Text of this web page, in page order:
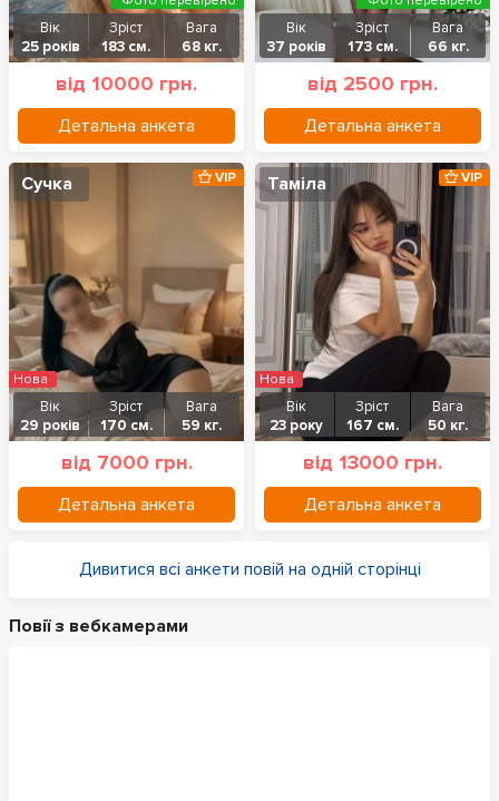
Вік
25 років
Зріст
183 см.
Вага
68 кг.
від 10000 грн.
Детальна анкета
Вік
37 років
Зріст
173 см.
Вага
66 кг.
від 2500 грн.
Детальна анкета
Сучка
Вік
29 років
Зріст
170 см.
Вага
59 кг.
від 7000 грн.
Детальна анкета
VIP
Нова
Таміла
Вік
23 року
Зріст
167 см.
Вага
50 кг.
від 13000 грн.
Детальна анкета
VIP
Нова
Дивитися всі анкети повій на одній сторінці
Повії з вебкамерами